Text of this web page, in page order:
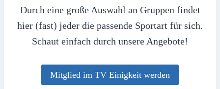
Durch eine große Auswahl an Gruppen findet
hier (fast) jeder die passende Sportart für sich.
Schaut einfach durch unsere Angebote!
Mitglied im TV Einigkeit werden